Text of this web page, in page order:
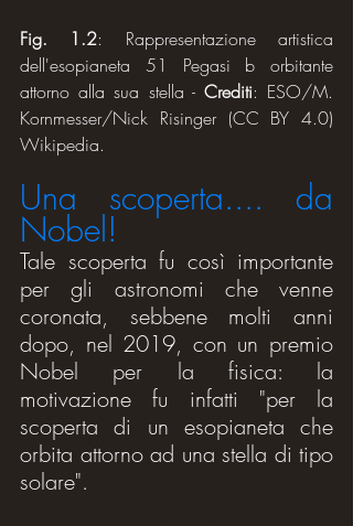
Fig. 1.2: Rappresentazione artistica
dell'esopianeta 51 Pegasi b orbitante
attorno alla sua stella - Crediti: ESO/M.
Kornmesser/Nick Risinger (CC BY 4.0)
Wikipedia.
Una scoperta.... da
Nobel!
Tale scoperta fu così importante
per gli astronomi che venne
coronata, sebbene molti anni
dopo, nel 2019, con un premio
Nobel per la fisica: la
motivazione fu infatti "per la
scoperta di un esopianeta che
orbita attorno ad una stella di tipo
solare".